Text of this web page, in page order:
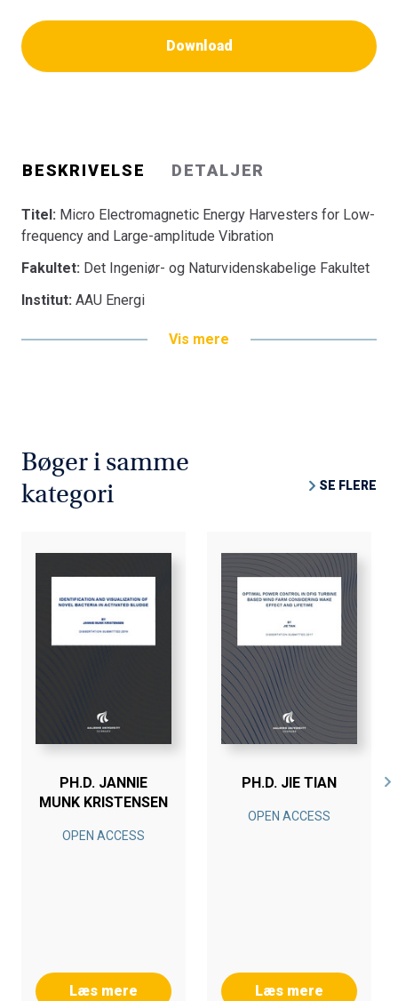
Download
BESKRIVELSE DETALJER
Titel: Micro Electromagnetic Energy Harvesters for Low-
frequency and Large-amplitude Vibration
Fakultet: Det Ingeniør- og Naturvidenskabelige Fakultet
Institut: AAU Energi
Vis mere
Bøger i samme
kategori
SE FLERE
PH.D. JANNIE
MUNK KRISTENSEN
OPEN ACCESS
Læs mere
PH.D. JIE TIAN
OPEN ACCESS
Læs mere